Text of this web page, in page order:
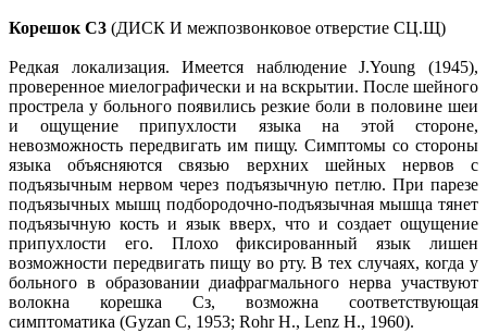
Корешок С3 (ДИСК И межпозвонковое отверстие СЦ.Щ)
Редкая локализация. Имеется наблюдение J.Young (1945),
проверенное миелографически и на вскрытии. После шейного
прострела у больного появились резкие боли в половине шеи
и ощущение припухлости языка на этой стороне,
невозможность передвигать им пищу. Симптомы со стороны
языка объясняются связью верхних шейных нервов с
подъязычным нервом через подъязычную петлю. При парезе
подъязычных мышц подбородочно-подъязычная мышца тянет
подъязычную кость и язык вверх, что и создает ощущение
припухлости его. Плохо фиксированный язык лишен
возможности передвигать пищу во рту. В тех случаях, когда у
больного в образовании диафрагмального нерва участвуют
волокна корешка Сз, возможна соответствующая
симптоматика (Gyzan С, 1953; Rohr H., Lenz H., 1960).